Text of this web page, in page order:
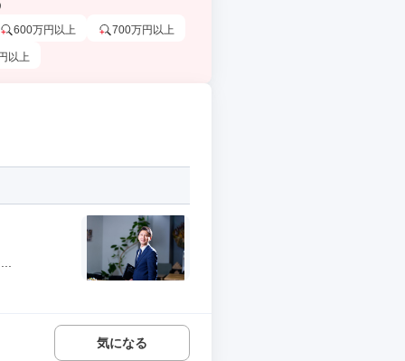
600万円以上 700万円以上
以上
気になる